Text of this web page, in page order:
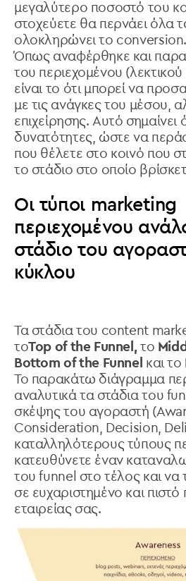
μεγαλύτερο ποσοστό του
στοχεύετε θα περνάει όλα
ολοκληρώνει το conversion.
Όπως αναφέρθηκε και
του περιεχομένου (λεκτικού
είναι το ότι μπορεί να
με τις ανάγκες του μέσου,
επιχείρησης. Αυτό σημαίνει
δυνατότητες, ώστε να
που θέλετε στο κοινό που
το στάδιο στο οποίο
Οι τύποι marketing
περιεχομένου
στάδιο του
κύκλου
Τα στάδια του content
τοTop of the Funnel,το
Bottom of the Funnel και το
Το παρακάτω διάγραμμα
αναλυτικά τα στάδια του
σκέψης του αγοραστή
Consideration, Decision,
καταλληλότερους τύπους
κατευθύνετε έναν
του funnel στο τέλος και να
σε ευχαριστημένο και πιστό
εταιρείας σας.